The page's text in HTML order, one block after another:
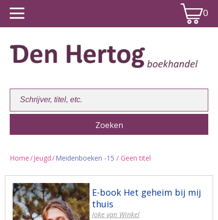
0
Home/Jeugd/Meidenboeken -15 / Geen titel
E-book Het geheim bij mij
thuis
Joke van Winkel